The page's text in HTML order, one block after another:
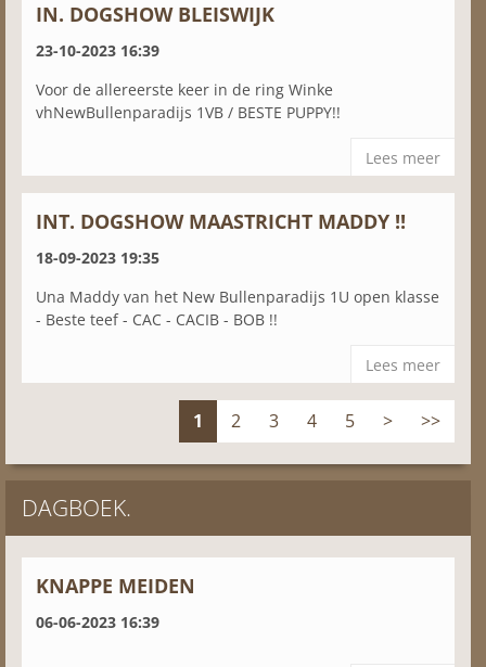
IN. DOGSHOW BLEISWIJK
23-10-2023 16:39
Voor de allereerste keer in de ring Winke
vhNewBullenparadijs 1VB / BESTE PUPPY!!
Lees meer
INT. DOGSHOW MAASTRICHT MADDY !!
18-09-2023 19:35
Una Maddy van het New Bullenparadijs 1U open klasse
- Beste teef - CAC - CACIB - BOB !!
Lees meer
1 2 3 4 5 > >>
DAGBOEK.
KNAPPE MEIDEN
06-06-2023 16:39